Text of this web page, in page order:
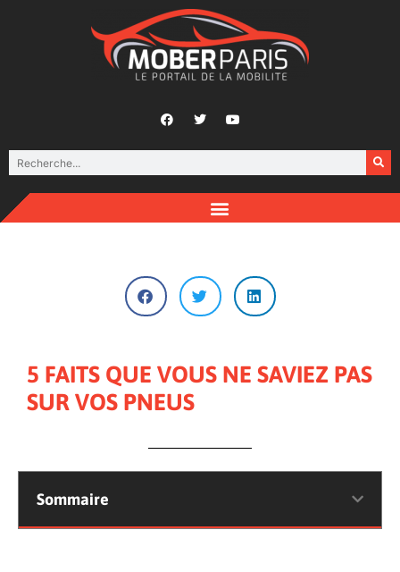
5 FAITS QUE VOUS NE SAVIEZ PAS
SUR VOS PNEUS
Sommaire